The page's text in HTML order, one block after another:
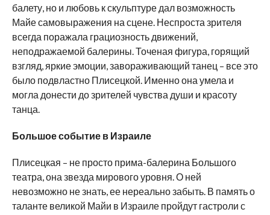
балету, но и любовь к скульптуре дал возможность
Майе самовыражения на сцене. Неспроста зрителя
всегда поражала грациозность движений,
неподражаемой балерины. Точеная фигура, горящий
взгляд, яркие эмоции, завораживающий танец – все это
было подвластно Плисецкой. Именно она умела и
могла донести до зрителей чувства души и красоту
танца.
Большое событие в Израиле
Плисецкая – не просто прима-балерина Большого
театра, она звезда мирового уровня. О ней
невозможно не знать, ее нереально забыть. В память о
таланте великой Майи в Израиле пройдут гастроли с